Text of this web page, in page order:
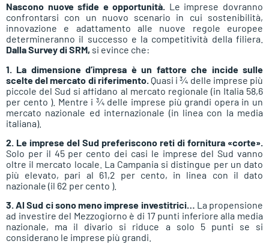
Nascono nuove sfide e opportunità. Le imprese dovranno
confrontarsi con un nuovo scenario in cui sostenibilità,
innovazione e adattamento alle nuove regole europee
determineranno il successo e la competitività della filiera.
Dalla Survey di SRM, si evince che:
1. La dimensione d’impresa è un fattore che incide sulle
scelte del mercato di riferimento. Quasi i ¾ delle imprese più
piccole del Sud si affidano al mercato regionale (in Italia 58,6
per cento ). Mentre i ¾ delle imprese più grandi opera in un
mercato nazionale ed internazionale (in linea con la media
italiana).
2. Le imprese del Sud preferiscono reti di fornitura «corte».
Solo per il 45 per cento dei casi le imprese del Sud vanno
oltre il mercato locale. La Campania si distingue per un dato
più elevato, pari al 61,2 per cento, in linea con il dato
nazionale (il 62 per cento ).
3. Al Sud ci sono meno imprese investitrici… La propensione
ad investire del Mezzogiorno è di 17 punti inferiore alla media
nazionale, ma il divario si riduce a solo 5 punti se si
considerano le imprese più grandi.